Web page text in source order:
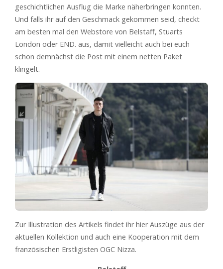
geschichtlichen Ausflug die Marke näherbringen konnten.
Und falls ihr auf den Geschmack gekommen seid, checkt
am besten mal den Webstore von Belstaff, Stuarts
London oder END. aus, damit vielleicht auch bei euch
schon demnächst die Post mit einem netten Paket
klingelt.
Zur Illustration des Artikels findet ihr hier Auszüge aus der
aktuellen Kollektion und auch eine Kooperation mit dem
französischen Erstligisten OGC Nizza.